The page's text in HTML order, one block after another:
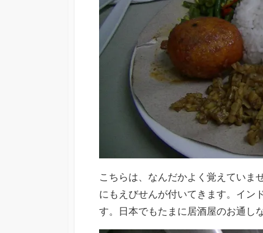
こちらは、なんだかよく覚えていま
にもえびせんが付いてきます。イン
す。日本でもたまに居酒屋のお通し